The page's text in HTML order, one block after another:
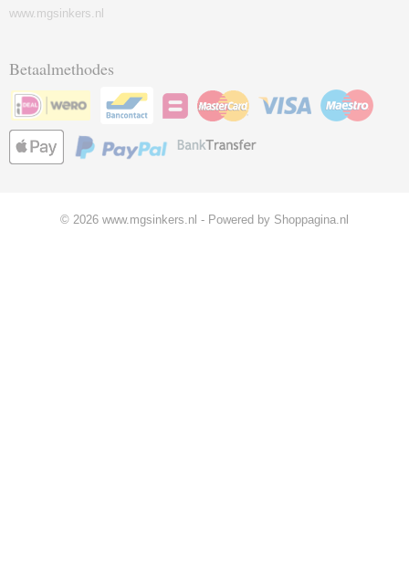
www.mgsinkers.nl
Betaalmethodes
© 2026 www.mgsinkers.nl - Powered by Shoppagina.nl